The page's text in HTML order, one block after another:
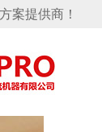
案提供商！